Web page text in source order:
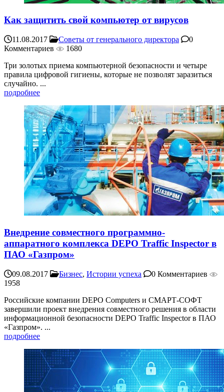
Как защитить свой компьютер от вирусов
11.08.2017 Советы от генерального директора
0
Комментариев
1680
Три золотых приема компьютерной безопасности и четыре
правила цифровой гигиены, которые не позволят заразиться
случайно. ...
подробнее
Внедрение совместного программно-
аппаратного комплекса DEPO Traffic Inspector в
ПАО «Газпром»
09.08.2017 Бизнес, Истории успеха
0 Комментариев
1958
Российские компании DEPO Computers и СМАРТ-СОФТ
завершили проект внедрения совместного решения в области
информационной безопасности DEPO Traffic Inspector в ПАО
«Газпром». ...
подробнее